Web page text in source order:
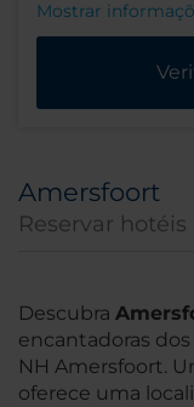
Mostrar
Amersfoort
Reservar
Descubra
encantadoras
NH Amersfoort.
oferece uma